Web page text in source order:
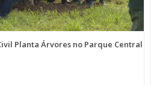
Planta Árvores no Parque Central